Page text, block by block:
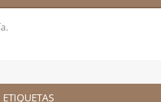
ETIQUETAS